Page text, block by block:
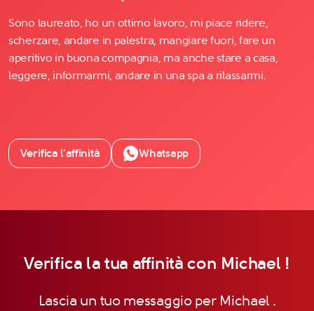
Sono laureato, ho un ottimo lavoro, mi piace ridere,
scherzare, andare in palestra, mangiare fuori, fare un
aperitivo in buona compagnia, ma anche stare a casa,
leggere, informarmi, andare in una spa a rilassarmi.
Verifica l’affinità Whatsapp
Verifica la tua affinità con Michael !
Lascia un tuo messaggio per Michael .